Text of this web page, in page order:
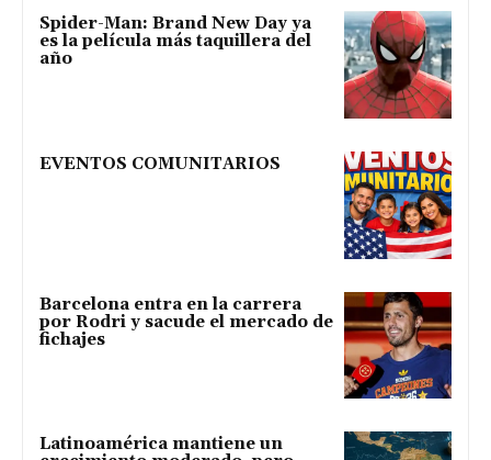
Spider-Man: Brand New Day ya
es la película más taquillera del
año
EVENTOS COMUNITARIOS
Barcelona entra en la carrera
por Rodri y sacude el mercado de
fichajes
Latinoamérica mantiene un